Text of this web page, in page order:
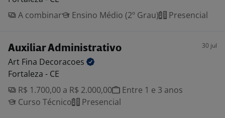
A combinar
Ensino Médio (2º Grau) Presencial
Auxiliar Administrativo 30 jul
Art Fina Decoracoes
Fortaleza - CE
R$ 1.700,00 a R$ 2.000,00
Entre 1 e 3 anos
Curso Técnico
Presencial